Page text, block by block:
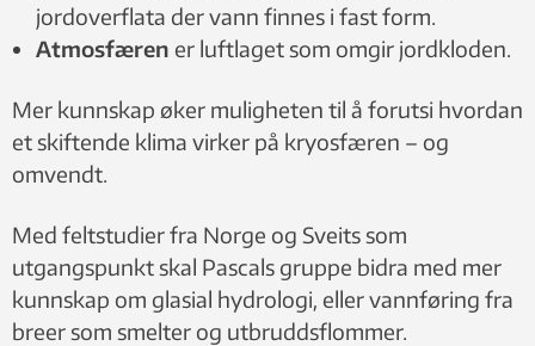
jordoverflata der vann finnes i fast form.
Atmosfæren er luftlaget som omgir jordkloden.
Mer kunnskap øker muligheten til å forutsi hvordan
et skiftende klima virker på kryosfæren – og
omvendt.
Med feltstudier fra Norge og Sveits som
utgangspunkt skal Pascals gruppe bidra med mer
kunnskap om glasial hydrologi, eller vannføring fra
breer som smelter og utbruddsflommer.